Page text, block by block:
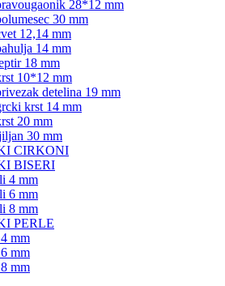
28*12 mm
30 mm
12,14 mm
14 mm
18 mm
10*12 mm
detelina 19 mm
krst 14 mm
20 mm
30 mm
CIRKONI
BISERI
4 mm
6 mm
8 mm
PERLE
mm
mm
mm